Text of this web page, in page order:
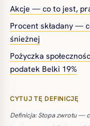
Akcje — co to jest,
Procent składany —
śnieżnej
Pożyczka
podatek Belki 19%
CYTUJ TĘ DEFINICJĘ
Definicja: Stopa zwrotu —